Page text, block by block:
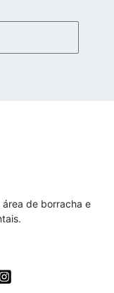
área de borracha e